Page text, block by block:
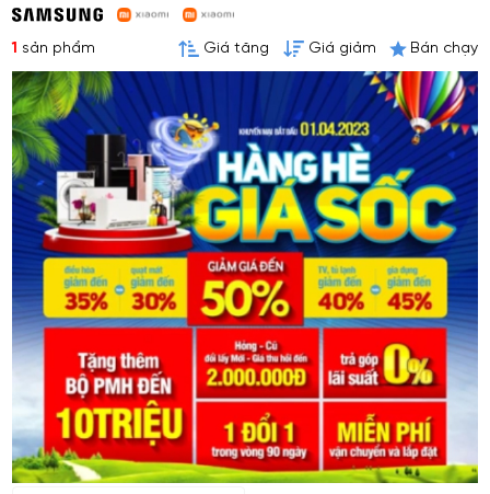
1 sản phẩm Giá tăng Giá giảm Bán chạy